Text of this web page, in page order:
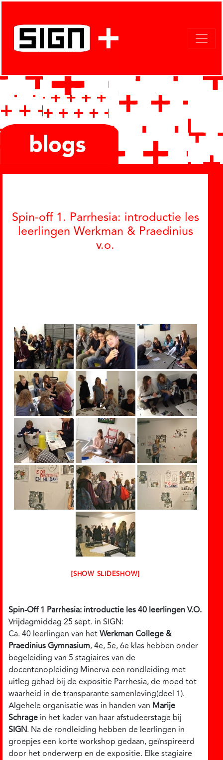
Spin-off 1. Parrhesia: introductie les
leerlingen Werkman & Praedinius
v.o.
[SHOW SLIDESHOW]
Spin-Off 1 Parrhesia: introductie les 40 leerlingen V.O.
Vrijdagmiddag 25 sept. in SIGN:
Ca. 40 leerlingen van hetWerkman College &
Praedinius Gymnasium, 4e, 5e, 6e klas hebben onder
begeleiding van 5 stagiaires van de
docentenopleiding Minerva een rondleiding met
uitleg gehad bij de expositie Parrhesia, de moed tot
waarheid in de transparante samenleving(deel 1).
Algehele organisatie was in handen van Marije
Schrage in het kader van haar afstudeerstage bij
SIGN. Na de rondleiding hebben de leerlingen in
groepjes een korte workshop gedaan, geïnspireerd
door het onderwerp en de expositie. Elke stagiaire